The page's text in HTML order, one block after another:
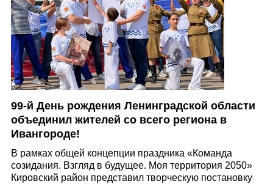
99-й День рождения Ленинградской области
объединил жителей со всего региона в
Ивангороде!
В рамках общей концепции праздника «Команда
созидания. Взгляд в будущее. Моя территория 2050»
Кировский район представил творческую постановку